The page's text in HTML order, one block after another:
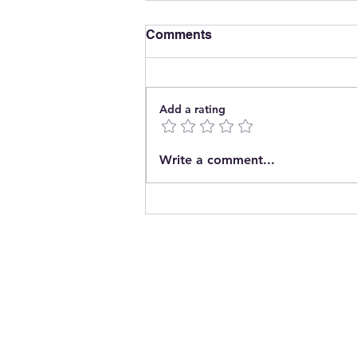
The End of Energy
Comments
Add a rating
Write a comment...